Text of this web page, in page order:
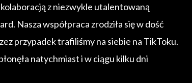
z niezwykle utalentowaną
Nasza współpraca zrodziła się w dość
przypadek trafiliśmy na siebie na TikToku.
natychmiast i w ciągu kilku dni